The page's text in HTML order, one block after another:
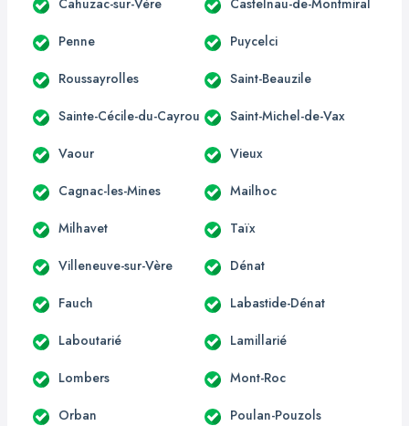
Penne Puycelci
Roussayrolles Saint-Beauzile
Sainte-Cécile-du-Cayrou Saint-Michel-de-Vax
Vaour Vieux
Cagnac-les-Mines Mailhoc
Milhavet Taïx
Villeneuve-sur-Vère Dénat
Fauch Labastide-Dénat
Laboutarié Lamillarié
Lombers Mont-Roc
Orban Poulan-Pouzols